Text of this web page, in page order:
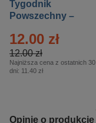
Tygodnik
Powszechny –
12.00 zł
12.00 zł
Najniższa cena z ostatnich 30
dni: 11.40 zł
Opinie o produkcie